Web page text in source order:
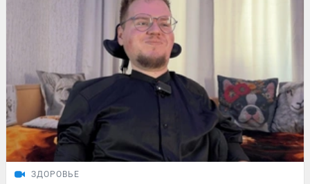
ЗДОРОВЬЕ